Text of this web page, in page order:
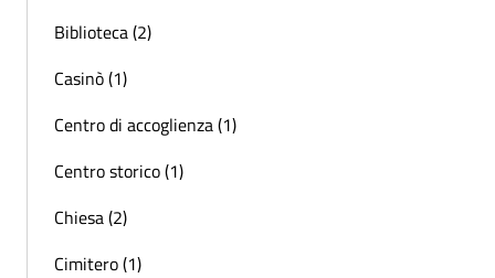
Biblioteca (2)
Casinò (1)
Centro di accoglienza (1)
Centro storico (1)
Chiesa (2)
Cimitero (1)